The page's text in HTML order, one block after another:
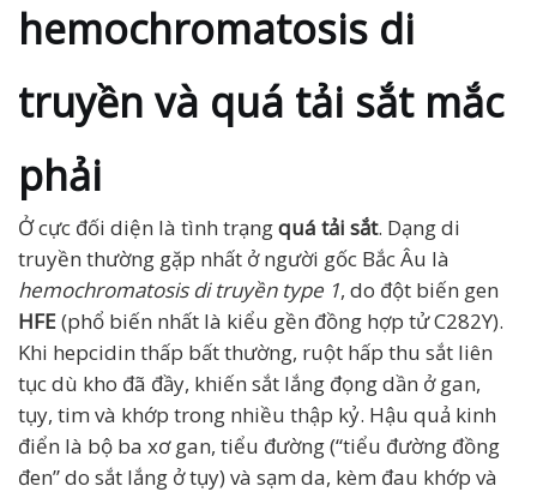
hemochromatosis di
truyền và quá tải sắt mắc
phải
Ở cực đối diện là tình trạngquá tải sắt. Dạng di
truyền thường gặp nhất ở người gốc Bắc Âu là
hemochromatosis di truyền type 1, do đột biến gen
HFE(phổ biến nhất là kiểu gền đồng hợp tử C282Y).
Khi hepcidin thấp bất thường, ruột hấp thu sắt liên
tục dù kho đã đầy, khiến sắt lắng đọng dần ở gan,
tụy, tim và khớp trong nhiều thập kỷ. Hậu quả kinh
điển là bộ ba xơ gan, tiểu đường (“tiểu đường đồng
đen” do sắt lắng ở tụy) và sạm da, kèm đau khớp và